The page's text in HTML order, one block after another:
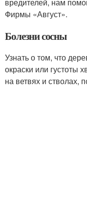
Фирмы «Август».
Болезни сосны
Узнать о том, что
окраски или густоты
на ветвях и стволах,